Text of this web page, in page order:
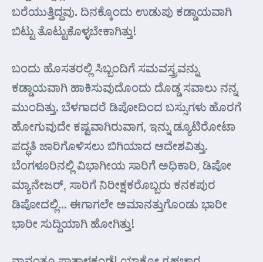
ಬರೆಯುತ್ತಿದ್ದವು. ದಿನಕ್ಕೊಂದು ಉಡುಪು ಕಡ್ಡಾಯವಾಗಿ
ಬಿಟ್ಟು ತೊಟ್ಟುಕೊಳ್ಳಬೇಕಾಗಿತ್ತು!
ಬಂದು ಹೊಸತರಲ್ಲಿ ಸಿಬ್ಬಂದಿಗೆ ಸಮವಸ್ತ್ರವನ್ನು
ಕಡ್ಡಾಯವಾಗಿ ಹಾಕಿಸುವುದೊಂದು ದೊಡ್ಡ ಸವಾಲು ನನ್ನ
ಮುಂದಿತ್ತು. ಬೆಳಗಾದರೆ ಡಿಪೋದಿಂದ ಬಸ್ಸುಗಳು ಹೊರಗೆ
ಹೋಗುವುದೇ ಕಷ್ಟವಾಗಿರುವಾಗ, ಇನ್ನು ಡ್ಯೂಟಿರೋಟಾ
ಪದ್ಧತಿ ಜಾರಿಗೊಳಿಸಲು ಬಿಗಿಯಾದ ಆದೇಶವಿತ್ತು.
ಬೆಂಗಳೂರಿನಲ್ಲಿ ವಿಭಾಗೀಯ ಸಾರಿಗೆ ಅಧಿಕಾರಿ, ಡಿಪೋ
ಮ್ಯಾನೇಜರ್‌, ಸಾರಿಗೆ ನಿರೀಕ್ಷಕರೊಬ್ಬರು ಕನಕಪುರ
ಡಿಪೋದಲ್ಲಿ… ಈಗಾಗಲೇ ಅಮಾನತ್ತುಗೊಂಡು ಭಾರೀ
ಭಾರೀ ಸುದ್ದಿಯಾಗಿ ಹೋಗಿತ್ತು!